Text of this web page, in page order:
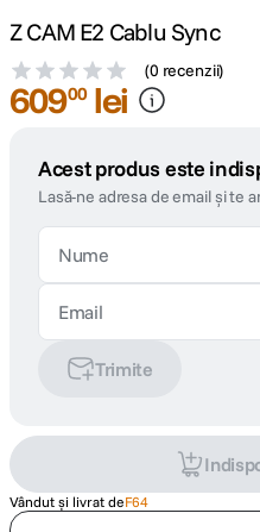
Z CAM E2 Cablu Sync
(0 recenzii)
60900 lei
Acest produs este
Lasă-ne adresa de email și te
Trimite
Vândut și livrat deF64